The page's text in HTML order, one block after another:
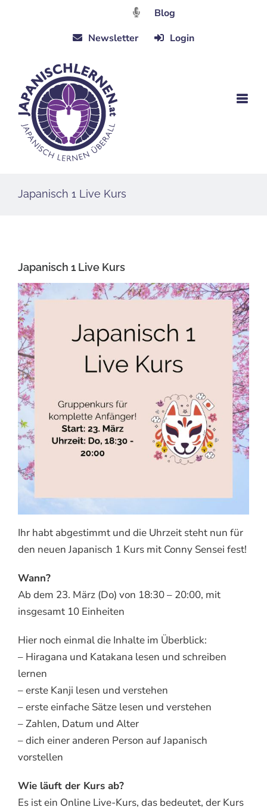
Blog
Newsletter
Login
Japanisch 1 Live Kurs
Japanisch 1 Live Kurs
Ihr habt abgestimmt und die Uhrzeit steht nun für
den neuen Japanisch 1 Kurs mit Conny Sensei fest!
Wann?
Ab dem 23. März (Do) von 18:30 – 20:00, mit
insgesamt 10 Einheiten
Hier noch einmal die Inhalte im Überblick:
– Hiragana und Katakana lesen und schreiben
lernen
– erste Kanji lesen und verstehen
– erste einfache Sätze lesen und verstehen
– Zahlen, Datum und Alter
– dich einer anderen Person auf Japanisch
vorstellen
Wie läuft der Kurs ab?
Es ist ein Online Live-Kurs, das bedeutet, der Kurs